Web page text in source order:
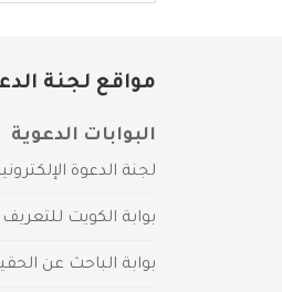
مواقع لجنة
البوابات الدعوية
لجنة الدعوة
بوابة الكويت للتعريف
بوابة الباحث عن